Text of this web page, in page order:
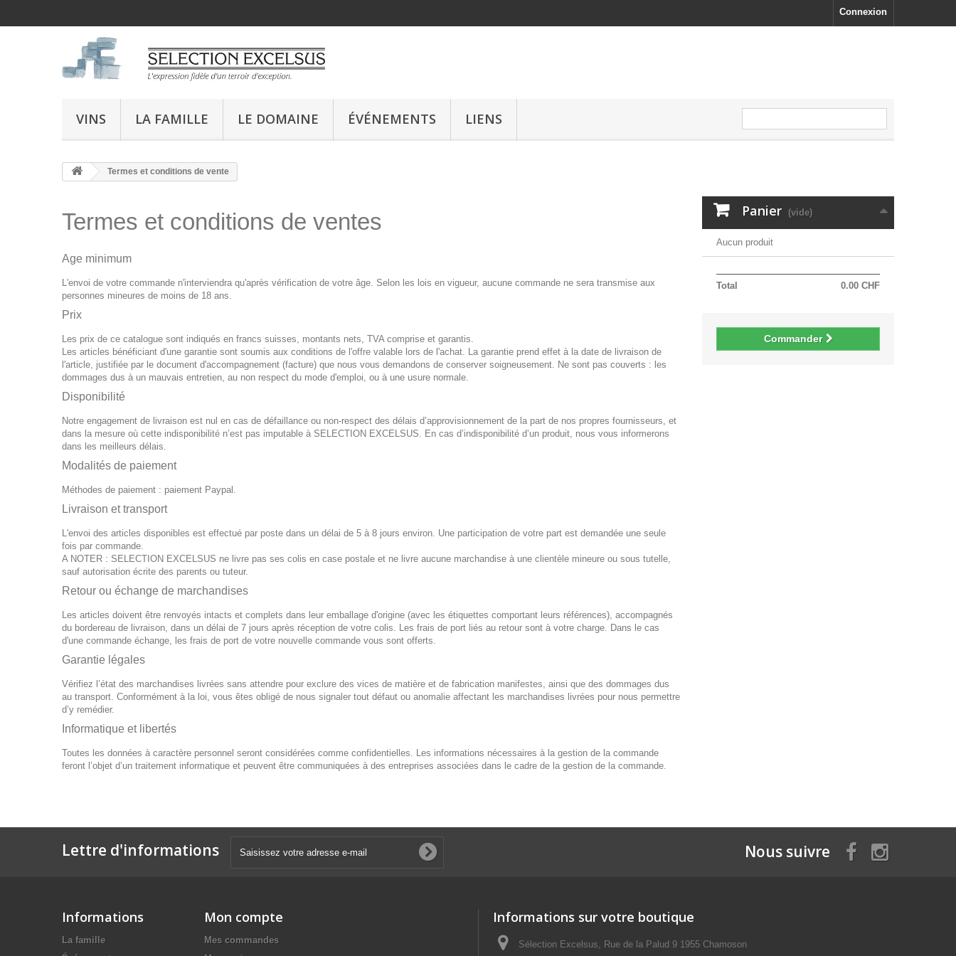
Connexion
VINS LA FAMILLE LE DOMAINE ÉVÉNEMENTS LIENS
Termes et conditions de vente
Termes et conditions de ventes
Age minimum
L'envoi de votre commande n'interviendra qu'après vérification de votre âge. Selon les lois en vigueur, aucune commande ne sera transmise aux
personnes mineures de moins de 18 ans.
Prix
Les prix de ce catalogue sont indiqués en francs suisses, montants nets, TVA comprise et garantis.
Les articles bénéficiant d'une garantie sont soumis aux conditions de l'offre valable lors de l'achat. La garantie prend effet à la date de livraison de
l'article, justifiée par le document d'accompagnement (facture) que nous vous demandons de conserver soigneusement. Ne sont pas couverts : les
dommages dus à un mauvais entretien, au non respect du mode d'emploi, ou à une usure normale.
Disponibilité
Notre engagement de livraison est nul en cas de défaillance ou non-respect des délais d’approvisionnement de la part de nos propres fournisseurs, et
dans la mesure où cette indisponibilité n’est pas imputable à SELECTION EXCELSUS. En cas d’indisponibilité d’un produit, nous vous informerons
dans les meilleurs délais.
Modalités de paiement
Méthodes de paiement : paiement Paypal.
Livraison et transport
L'envoi des articles disponibles est effectué par poste dans un délai de 5 à 8 jours environ. Une participation de votre part est demandée une seule
fois par commande.
A NOTER : SELECTION EXCELSUS ne livre pas ses colis en case postale et ne livre aucune marchandise à une clientèle mineure ou sous tutelle,
sauf autorisation écrite des parents ou tuteur.
Retour ou échange de marchandises
Les articles doivent être renvoyés intacts et complets dans leur emballage d'origine (avec les étiquettes comportant leurs références), accompagnés
du bordereau de livraison, dans un délai de 7 jours après réception de votre colis. Les frais de port liés au retour sont à votre charge. Dans le cas
d'une commande échange, les frais de port de votre nouvelle commande vous sont offerts.
Garantie légales
Vérifiez l’état des marchandises livrées sans attendre pour exclure des vices de matière et de fabrication manifestes, ainsi que des dommages dus
au transport. Conformément à la loi, vous êtes obligé de nous signaler tout défaut ou anomalie affectant les marchandises livrées pour nous permettre
d’y remédier.
Informatique et libertés
Toutes les données à caractère personnel seront considérées comme confidentielles. Les informations nécessaires à la gestion de la commande
feront l’objet d’un traitement informatique et peuvent être communiquées à des entreprises associées dans le cadre de la gestion de la commande.
Panier (vide)
Aucun produit
0.00 CHF
Total
Commander
Lettre d'informations Nous suivre
Informations
La famille
Mon compte
Mes commandes
Informations sur votre boutique
Sélection Excelsus, Rue de la Palud 9 1955 Chamoson